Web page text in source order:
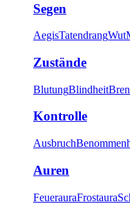
Segen
AegisTatendrangWut
Zustände
BlutungBlindheit
Kontrolle
Ausbruch
Auren
FeuerauraFrostaura